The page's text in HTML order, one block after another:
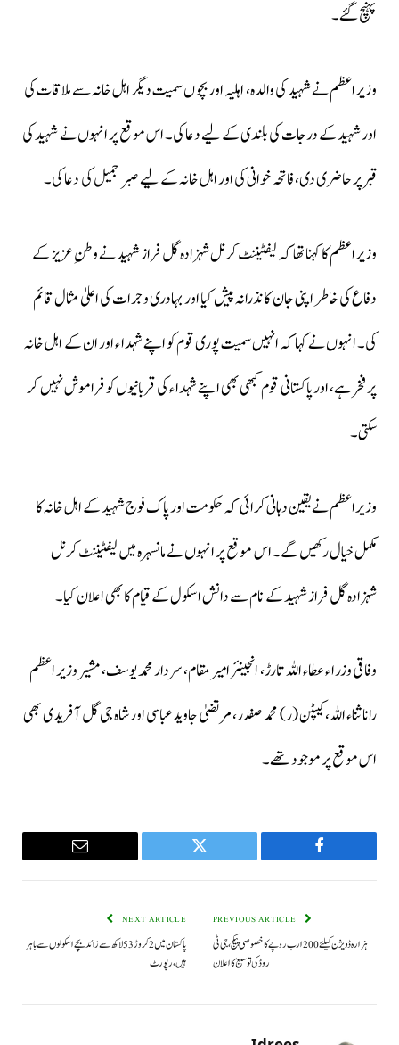
پہنچ گئے۔
وزیراعظم نے شہید کی والدہ، اہلیہ اور بچوں سمیت دیگر اہل خانہ سے ملاقات کی
اور شہید کے درجات کی بلندی کے لیے دعا کی۔ اس موقع پر انہوں نے شہید کی
قبر پر حاضری دی، فاتحہ خوانی کی اور اہل خانہ کے لیے صبر جمیل کی دعا کی۔
وزیراعظم کا کہنا تھا کہ لیفٹیننٹ کرنل شہزادہ گل فراز شہید نے وطنِ عزیز کے
دفاع کی خاطر اپنی جان کا نذرانہ پیش کیا اور بہادری و جرات کی اعلیٰ مثال قائم
کی۔ انہوں نے کہا کہ انہیں سمیت پوری قوم کو اپنے شہداء اور ان کے اہل خانہ
پر فخر ہے، اور پاکستانی قوم کبھی بھی اپنے شہداء کی قربانیوں کو فراموش نہیں کر
سکتی۔
وزیراعظم نے یقین دہانی کرائی کہ حکومت اور پاک فوج شہید کے اہل خانہ کا
مکمل خیال رکھیں گے۔ اس موقع پر انہوں نے مانسہرہ میں لیفٹیننٹ کرنل
شہزادہ گل فراز شہید کے نام سے دانش اسکول کے قیام کا بھی اعلان کیا۔
وفاقی وزراء عطاء اللہ تارڑ، انجینئر امیر مقام، سردار محمد یوسف، مشیر وزیر اعظم
رانا ثناء اللہ، کیپٹن (ر) محمد صفدر، مرتضیٰ جاوید عباسی اور شاہ جی گل آفریدی بھی
اس موقع پر موجود تھے۔
Facebook
Twitter
Email
ہزارہ ڈویژن کیلئے 200 ارب روپے کا خصوصی پیکج، جی ٹی
روڈ کی توسیع کا اعلان
NEXT ARTICLE
پاکستان میں 2 کروڑ 53 لاکھ سے زائد بچے اسکولوں سے باہر
ہیں، رپورٹ